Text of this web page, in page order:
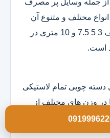
از جمله وسایل پر مصرف
مختلف و متنوع آن
در مغازه موجود باشد.انواع مختلف 3 5 7.5 و 10 متری در
است.
دسته چوبی تمام لاستیکی
در وزن های مختلف از